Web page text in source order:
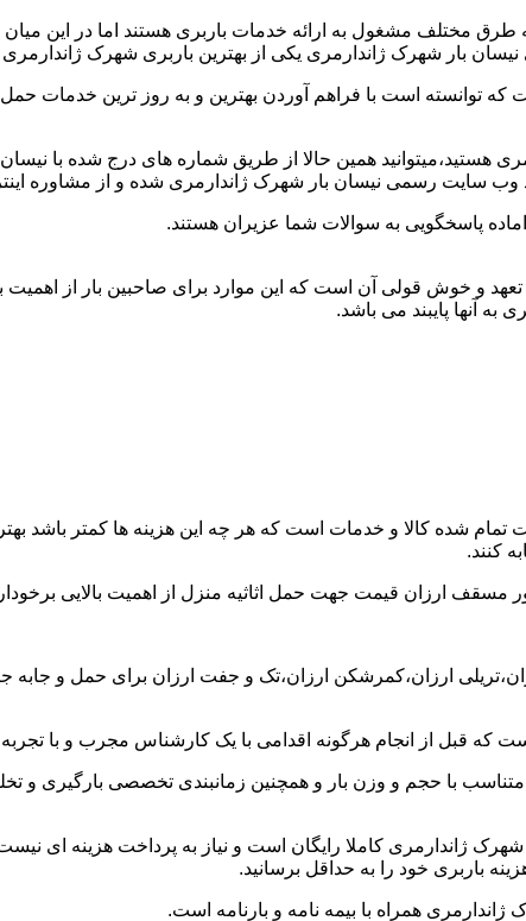
مختلف مشغول به ارائه خدمات باربری هستند اما در این
بار شهرک ژاندارمری یکی از بهترین باربری شهرک
که توانسته است با فراهم آوردن بهترین و به روز ترین خدمات
هستید،میتوانید همین حالا از طریق شماره های درج شده با
وب سایت رسمی نیسان بار شهرک ژاندارمری شده و از مشاوره
پاسخگویی به سوالات شما عزیران هستند.
تعهد و خوش قولی آن است که این موارد برای صاحبین بار از اهمیت
آنها پایبند می باشد.
شده کالا و خدمات است که هر چه این هزینه ها کمتر باشد بهتر
کنند.
مسقف ارزان قیمت جهت حمل اثاثیه منزل از اهمیت بالایی
ارزان،کمرشکن ارزان،تک و جفت ارزان برای حمل و جابه
که قبل از انجام هرگونه اقدامی با یک کارشناس مجرب و با
با حجم و وزن بار و همچنین زمانبندی تخصصی بارگیری و
ژاندارمری کاملا رایگان است و نیاز به پرداخت هزینه ای نیست
باربری خود را به حداقل برسانید.
همراه با بیمه نامه و بارنامه است.